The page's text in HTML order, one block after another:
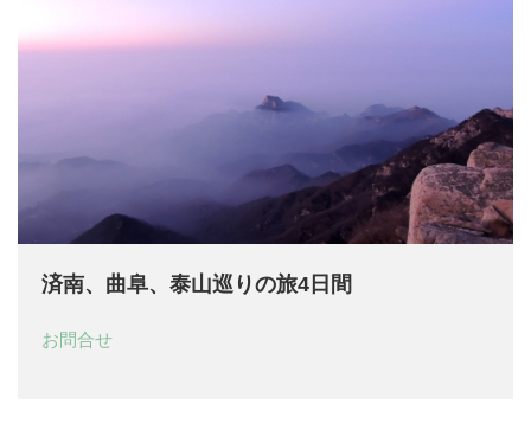
済南、曲阜、泰山巡りの旅4日間
お問合せ